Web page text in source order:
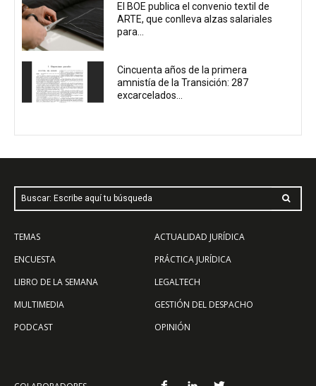
El BOE publica el convenio textil de
ARTE, que conlleva alzas salariales
para...
Cincuenta años de la primera
amnistía de la Transición: 287
excarcelados...
Buscar: Escribe aquí tu búsqueda
TEMAS
ENCUESTA
LIBRO DE LA SEMANA
MULTIMEDIA
PODCAST
ACTUALIDAD JURÍDICA
PRÁCTICA JURÍDICA
LEGALTECH
GESTIÓN DEL DESPACHO
OPINIÓN